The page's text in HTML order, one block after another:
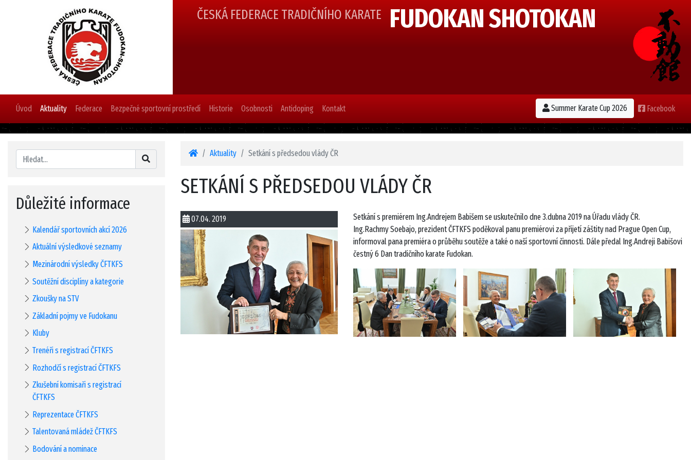
ČESKÁ FEDERACE TRADIČNÍHO KARATE FUDOKAN SHOTOKAN
Úvod Aktuality Federace Bezpečné sportovní prostředí Historie Osobnosti Antidoping Kontakt Summer Karate Cup 2026 Facebook
Důležité informace
Kalendář sportovních akcí 2026
Aktuální výsledkové seznamy
Mezinárodní výsledky ČFTKFS
Soutěžní disciplíny a kategorie
Zkoušky na STV
Základní pojmy ve Fudokanu
Kluby
Trenéři s registrací ČFTKFS
Rozhodčí s registrací ČFTKFS
Zkušební komisaři s registrací
ČFTKFS
Reprezentace ČFTKFS
Talentovaná mládež ČFTKFS
Bodování a nominace
Aktuality Setkání s předsedou vlády ČR
SETKÁNÍ S PŘEDSEDOU VLÁDY ČR
07.04. 2019
Setkání s premiérem Ing.Andrejem Babišem se uskutečnilo dne 3.dubna 2019 na Úřadu vlády ČR.
Ing.Rachmy Soebajo, prezident ČFTKFS poděkoval panu premiérovi za přijetí záštity nad Prague Open Cup,
informoval pana premiéra o průběhu soutěže a také o naší sportovní činnosti. Dále předal Ing.Andreji Babišovi
čestný 6 Dan tradičního karate Fudokan.